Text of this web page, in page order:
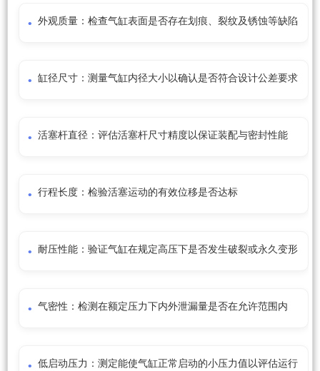
外观质量：检查气缸表面是否存在划痕、裂纹及锈蚀等缺陷
缸径尺寸：测量气缸内径大小以确认是否符合设计公差要求
活塞杆直径：评估活塞杆尺寸精度以保证装配与密封性能
行程长度：检验活塞运动的有效位移是否达标
耐压性能：验证气缸在规定高压下是否发生破裂或永久变形
气密性：检测在额定压力下内外泄漏量是否在允许范围内
低启动压力：测定能使气缸正常启动的小压力值以评估运行